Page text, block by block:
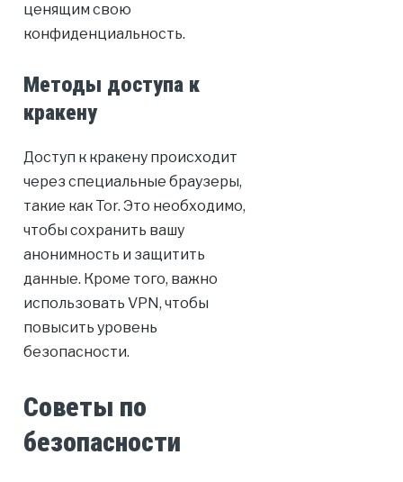
ценящим свою
конфиденциальность.
Методы доступа к
кракену
Доступ к кракену происходит
через специальные браузеры,
такие как Tor. Это необходимо,
чтобы сохранить вашу
анонимность и защитить
данные. Кроме того, важно
использовать VPN, чтобы
повысить уровень
безопасности.
Советы по
безопасности